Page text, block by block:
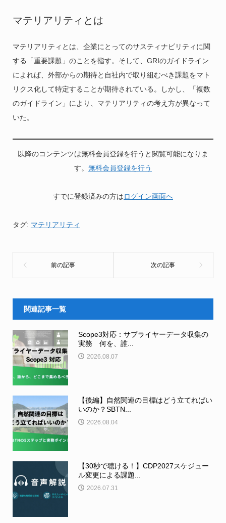
マテリアリティとは
マテリアリティとは、企業にとってのサスティナビリティに関
する「重要課題」のことを指す。そして、GRIのガイドライン
によれば、外部からの期待と自社内で取り組むべき課題をマト
リクス化して特定することが期待されている。しかし、「複数
のガイドライン」により、マテリアリティの考え方が異なって
いた。
以降のコンテンツは無料会員登録を行うと閲覧可能になりま
す。 無料会員登録を行う
すでに登録済みの方はログイン画面へ
タグ: マテリアリティ
関連記事一覧
Scope3対応：サプライヤーデータ収集の
実務 何を、誰...
2026.08.07
【後編】自然関連の目標はどう立てればい
いのか？SBTN...
2026.08.04
【30秒で聴ける！】CDP2027スケジュー
ル変更による課題...
2026.07.31